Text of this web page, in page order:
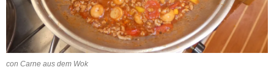
con Carne aus dem Wok